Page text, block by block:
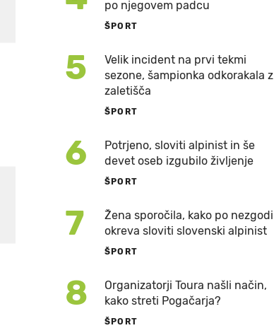
po njegovem padcu
ŠPORT
5
Velik incident na prvi tekmi
sezone, šampionka odkorakala z
zaletišča
ŠPORT
6
Potrjeno, sloviti alpinist in še
devet oseb izgubilo življenje
ŠPORT
7
Žena sporočila, kako po nezgodi
okreva sloviti slovenski alpinist
ŠPORT
8
Organizatorji Toura našli način,
kako streti Pogačarja?
ŠPORT